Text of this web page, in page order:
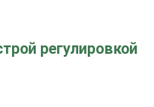
регулировкой